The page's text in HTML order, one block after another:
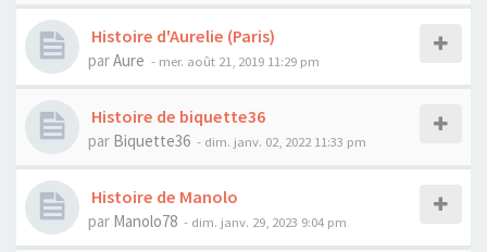
Histoire d'Aurelie (Paris)
parAure - mer. août 21, 2019 11:29 pm
Histoire de biquette36
par Biquette36 - dim. janv. 02, 2022 11:33 pm
Histoire de Manolo
par Manolo78 - dim. janv. 29, 2023 9:04 pm